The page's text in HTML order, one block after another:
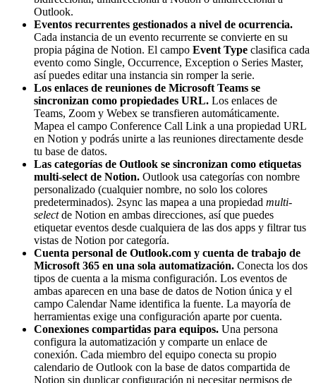
Outlook.
Eventos recurrentes gestionados a nivel de ocurrencia.
Cada instancia de un evento recurrente se convierte en su
propia página de Notion. El campo Event Type clasifica cada
evento como Single, Occurrence, Exception o Series Master,
así puedes editar una instancia sin romper la serie.
Los enlaces de reuniones de Microsoft Teams se
sincronizan como propiedades URL. Los enlaces de
Teams, Zoom y Webex se transfieren automáticamente.
Mapea el campo Conference Call Link a una propiedad URL
en Notion y podrás unirte a las reuniones directamente desde
tu base de datos.
Las categorías de Outlook se sincronizan como etiquetas
multi-select de Notion. Outlook usa categorías con nombre
personalizado (cualquier nombre, no solo los colores
predeterminados). 2sync las mapea a una propiedad multi-
selectde Notion en ambas direcciones, así que puedes
etiquetar eventos desde cualquiera de las dos apps y filtrar tus
vistas de Notion por categoría.
Cuenta personal de Outlook.com y cuenta de trabajo de
Microsoft 365 en una sola automatización. Conecta los dos
tipos de cuenta a la misma configuración. Los eventos de
ambas aparecen en una base de datos de Notion única y el
campo Calendar Name identifica la fuente. La mayoría de
herramientas exige una configuración aparte por cuenta.
Conexiones compartidas para equipos. Una persona
configura la automatización y comparte un enlace de
conexión. Cada miembro del equipo conecta su propio
calendario de Outlook con la base de datos compartida de
Notion sin duplicar configuración ni necesitar permisos de